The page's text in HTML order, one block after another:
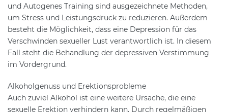
und Autogenes Training sind ausgezeichnete Methoden,
um Stress und Leistungsdruck zu reduzieren. Außerdem
besteht die Möglichkeit, dass eine Depression für das
Verschwinden sexueller Lust verantwortlich ist. In diesem
Fall steht die Behandlung der depressiven Verstimmung
im Vordergrund.
Alkoholgenuss und Erektionsprobleme
Auch zuviel Alkohol ist eine weitere Ursache, die eine
sexuelle Erektion verhindern kann. Durch regelmäßigen